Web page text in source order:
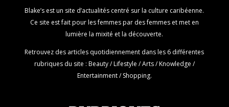
Blake’s est un site d’actualités centré sur la culture caribéenne.
Ce site est fait pour les femmes par des femmes et met en
lumière la mixité et la découverte.
Retrouvez des articles quotidiennement dans les 6 différentes
rubriques du site : Beauty / Lifestyle / Arts / Knowledge /
Entertainment / Shopping.